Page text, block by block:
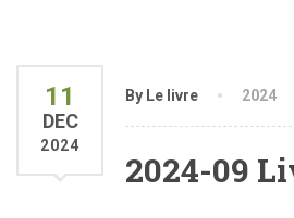
11
DEC
2024
By Le livre 2024
2024-09